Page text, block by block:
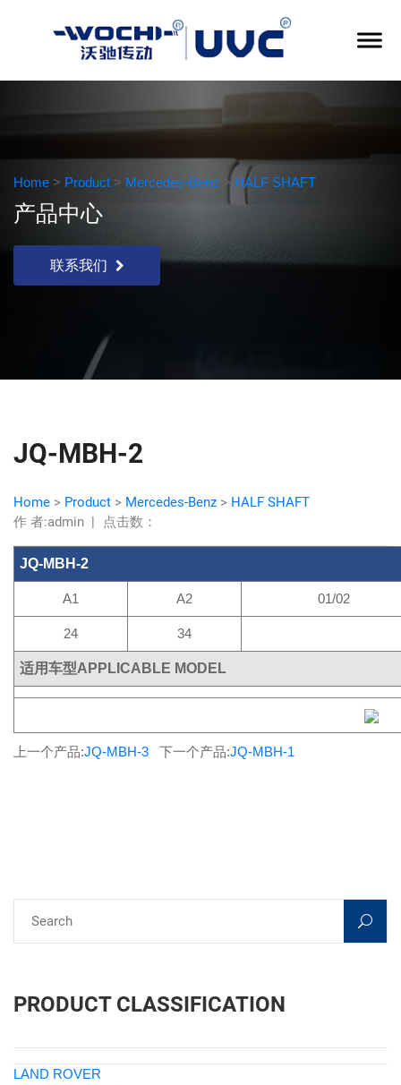
Home > Product > Mercedes-Benz > HALF SHAFT
产品中心
联系我们
JQ-MBH-2
Home > Product > Mercedes-Benz > HALF SHAFT
作 者:admin | 点击数：
JQ-MBH-2
A1 A2 01/02
24 34
适用车型APPLICABLE MODEL
上一个产品:JQ-MBH-3 下一个产品:JQ-MBH-1
PRODUCT CLASSIFICATION
LAND ROVER